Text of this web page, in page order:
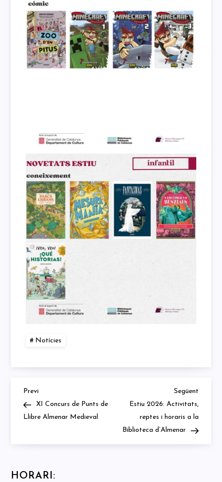
Notícies
Navegació
d'entrades
Previous
Post
Previ
XI Concurs de Punts de
Llibre Almenar Medieval
Next
Post
Següent
Estiu 2026: Activitats,
reptes i horaris a la
Biblioteca d’Almenar
HORARI: